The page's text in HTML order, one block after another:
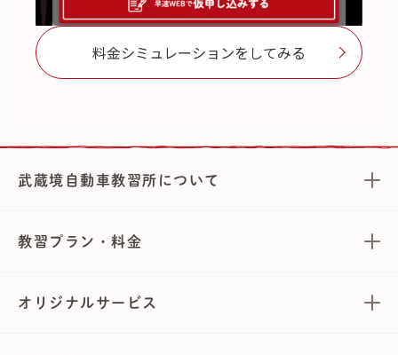
料金シミュレーションをしてみる
武蔵境自動車教習所について
教習プラン・料金
オリジナルサービス